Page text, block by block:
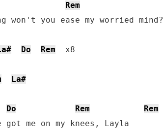
Rem
won't you ease my worried mind?
Do Rem
  x8
La#
Do
Rem Rem
got me on my knees, Layla